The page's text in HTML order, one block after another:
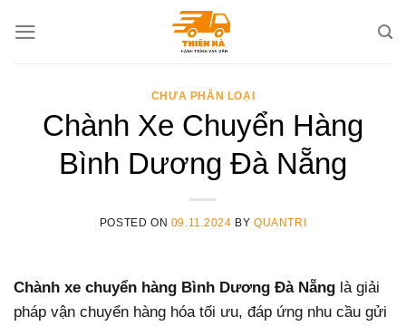
CHƯA PHÂN LOẠI
Chành Xe Chuyển Hàng
Bình Dương Đà Nẵng
POSTED ON 09.11.2024 BYQUANTRI
Chành xe chuyển hàng Bình Dương Đà Nẵng là giải
pháp vận chuyển hàng hóa tối ưu, đáp ứng nhu cầu gửi